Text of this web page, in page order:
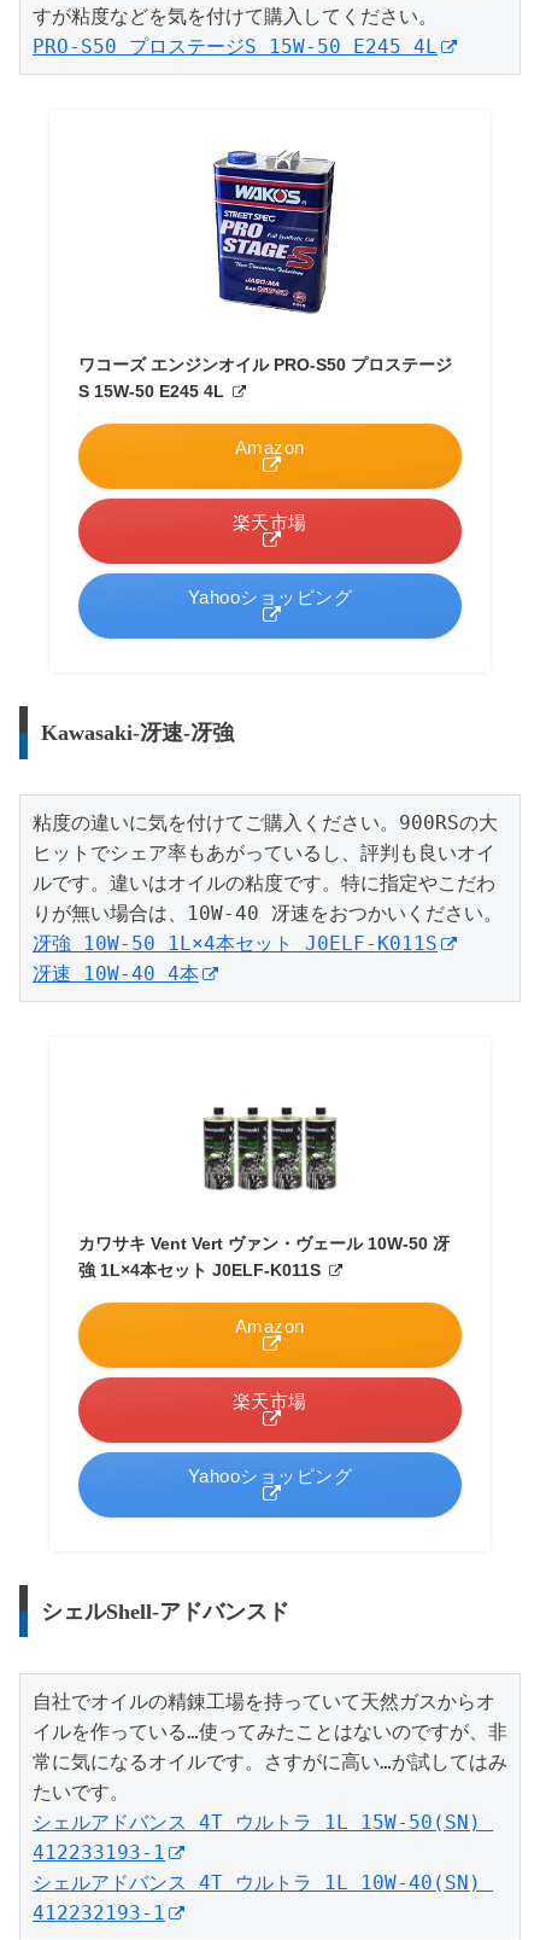
PRO-S50 プロステージS 15W-50 E245 4L
ワコーズ エンジンオイル PRO-S50 プロステージ
S 15W-50 E245 4L
Amazon
楽天市場
Yahooショッピング
Kawasaki-冴速-冴強
粘度の違いに気を付けてご購入ください。900RSの大
ヒットでシェア率もあがっているし、評判も良いオイ
ルです。違いはオイルの粘度です。特に指定やこだわ
冴強 10W-50 1L×4本セット J0ELF-K011S
冴速 10W-40 4本
カワサキ Vent Vert ヴァン・ヴェール 10W-50 冴
強 1L×4本セット J0ELF-K011S
Amazon
楽天市場
Yahooショッピング
シェルShell-アドバンスド
自社でオイルの精錬工場を持っていて天然ガスからオ
イルを作っている…使ってみたことはないのですが、非
常に気になるオイルです。さすがに高い…が試してはみ
シェルアドバンス 4T ウルトラ 1L 15W-50(SN)
412233193-1
シェルアドバンス 4T ウルトラ 1L 10W-40(SN)
412232193-1